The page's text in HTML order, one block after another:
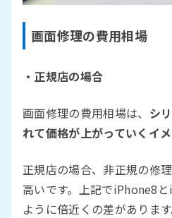
画面修理の費用相場
・正規店の場合
画面修理の費用相場は、 シ
れて価格が上がっていくイメ
正規店の場合、非正規の修
高いです。上記でiPhone8
ように倍近くの差があります